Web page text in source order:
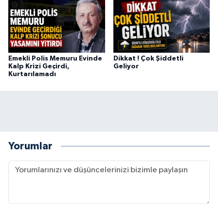
Emekli Polis Memuru Evinde
Kalp Krizi Geçirdi,
Kurtarılamadı
Dikkat ! Çok Şiddetli
Geliyor
Yorumlar